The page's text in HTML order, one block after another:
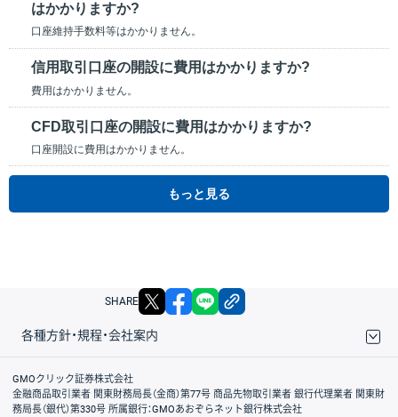
はかかりますか?
口座維持手数料等はかかりません。
信用取引口座の開設に費用はかかりますか?
費用はかかりません。
CFD取引口座の開設に費用はかかりますか?
口座開設に費用はかかりません。
もっと見る
SHARE X facebook
各種方針・規程・会社案内
取引規程・約款
サイトマップ
その他のご案内
個人情報保護方針
最良執行方針
サイトのご利用について
ディスクレイマー
信託保全
リスク説明
会社案内
GMOクリック証券株式会社
金融商品取引業者 関東財務局長（金商）第77号 商品先物取引業者 銀行代理業者 関東財
務局長（銀代）第330号 所属銀行：GMOあおぞらネット銀行株式会社